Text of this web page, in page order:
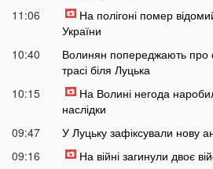
11:06
На полігоні помер
України
10:40
Волинян попереджають про
трасі біля Луцька
10:15
На Волині негода
наслідки
09:47
У Луцьку зафіксували нову
09:16
На війні загинули двоє